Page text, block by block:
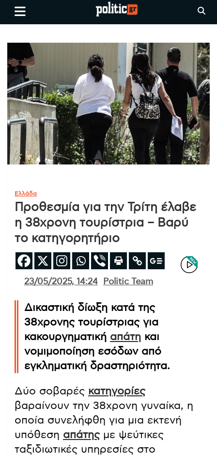
Skip
Ειδήσεις απο τη
Θεσσαλονίκη, την Ελλάδα και
όλο τον Κόσμο
politic.gr
Ελλάδα
Προθεσμία για την Τρίτη έλαβε
η 38χρονη τουρίστρια – Βαρύ
το κατηγορητήριο
23/05/2025, 14:24 Politic Team
Δικαστική δίωξη κατά της
38χρονης τουρίστριας για
κακουργηματική απάτη και
νομιμοποίηση εσόδων από
εγκληματική δραστηριότητα.
Δύο σοβαρές κατηγορίες
βαραίνουν την 38χρονη γυναίκα, η
οποία συνελήφθη για μια εκτενή
υπόθεση απάτηςμε ψεύτικες
ταξιδιωτικές υπηρεσίες στο